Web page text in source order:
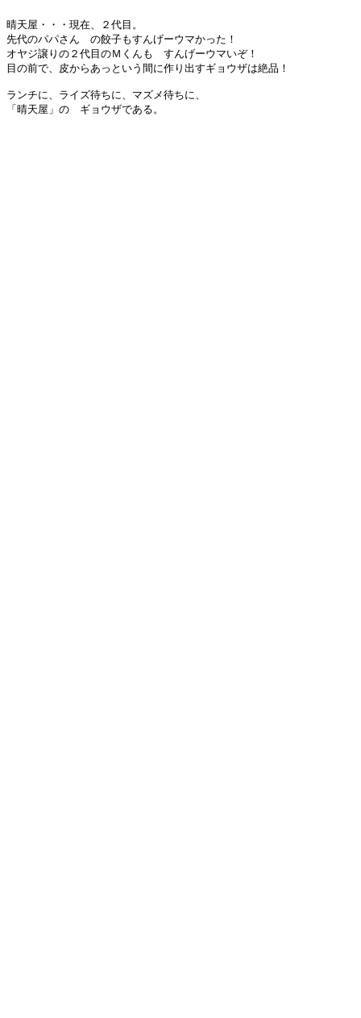
晴天屋・・・現在、２代目。
先代のパパさん　の餃子もすんげーウマかった！
オヤジ譲りの２代目のＭくんも　すんげーウマいぞ！
目の前で、皮からあっという間に作り出すギョウザは絶品！
ランチに、ライズ待ちに、マズメ待ちに、
「晴天屋」の　ギョウザである。